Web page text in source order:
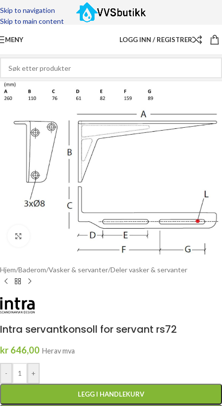
Skip to navigation
Skip to main content
MENY LOGG INN / REGISTRER
Hjem/Baderom/Vasker & servanter/Deler vasker & servanter
Intra servantkonsoll for servant rs72
kr 646,00 Herav mva
- +
LEGG I HANDLEKURV